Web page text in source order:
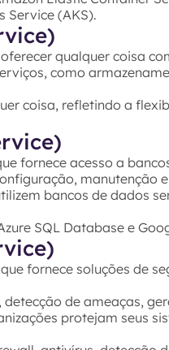
Service (AKS).
qualquer coisa
como
coisa, refletindo a
fornece acesso a
manutenção
bancos de dados
SQL Database e
fornece soluções de
de ameaças,
protejam seus